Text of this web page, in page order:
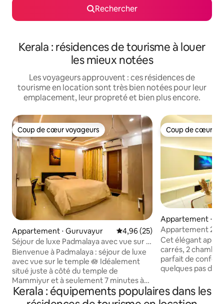
Rechercher
Kerala : résidences de tourisme à louer
les mieux notées
Les voyageurs approuvent : ces résidences de
tourisme en location sont très bien notées pour leur
emplacement, leur propreté et bien plus encore.
Coup de cœur voyageurs
Coup de cœur voyageurs
Appartement ⋅ Guruvayur Évaluation moyenne sur la
4,96 (25)
Séjour de luxe Padmalaya avec vue sur le
temple (berceau pour bébé)
Bienvenue à Padmalaya : séjour de luxe
avec vue sur le temple 🪷 Idéalement
situé juste à côté du temple de
Mammiyur et à seulement 7 minutes à
pied du temple de North nada
Guruvayur. L'appartement dispose de 1
Coup de cœur
Coup de cœur
Appartement ⋅
Appartement 2
cuisine - Royale
Cet élégant
carrés, 2
parfait de confort
quelques pas de
climatisée, la
entièrement
Kerala : équipements populaires dans les